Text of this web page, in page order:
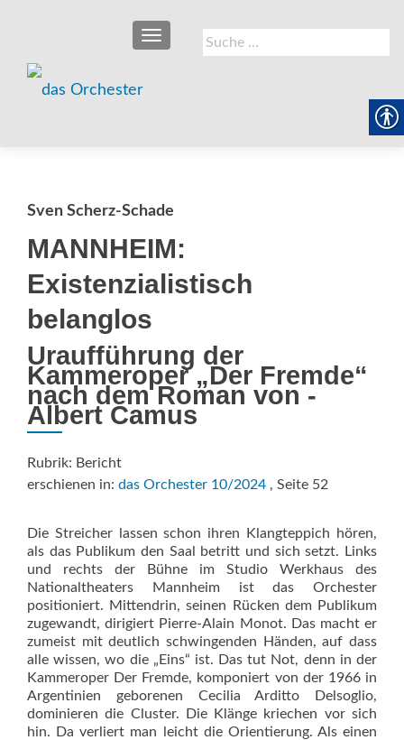
Suche
nach:
SCHALTE NAVIGATION
Sven Scherz-Schade
MANNHEIM:
Existenzialistisch
belanglos
Uraufführung der
Kammeroper „Der Fremde“
nach dem Roman von ­
Albert Camus
Rubrik: Bericht
erschienen in: das Orchester 10/2024 , Seite 52
Die Streicher lassen schon ihren Klangteppich hören,
als das Publikum den Saal betritt und sich setzt. Links
und rechts der Bühne im Studio Werkhaus des
Nationaltheaters Mannheim ist das Orchester
positioniert. Mittendrin, seinen Rücken dem Publikum
zugewandt, dirigiert Pierre-Alain Monot. Das macht er
zumeist mit deutlich schwingenden Händen, auf dass
alle wissen, wo die „Eins“ ist. Das tut Not, denn in der
Kammeroper Der Fremde, komponiert von der 1966 in
Argentinien geborenen Cecilia Arditto Delsoglio,
dominieren die Cluster. Die Klänge kriechen vor sich
hin. Da verliert man leicht die Orientierung. Als einen